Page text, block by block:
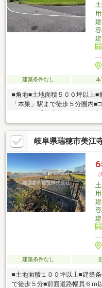
建築条件なし 本
■角地■土地面積５００坪以上■
「本巣」駅まで徒歩５分圏内
い！岐阜市内で黄色い店舗・
とありませんか。私たちが美
岐阜の不動産エキスパート！土
産のことならお任せ下さい。■
岐阜県瑞穂市美江
建築条件なし
■土地面積１００坪以上■建築
で徒歩５分■前面道路幅員６ｍ